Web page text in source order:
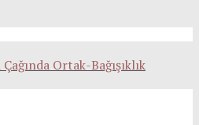
Ortak-Bağışıklık